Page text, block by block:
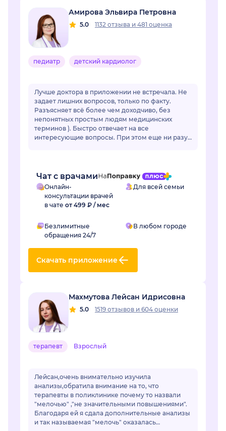
Амирова Эльвира Петровна
5.0 1132 отзыва и 481 оценка
педиатр детский кардиолог
Лучше доктора в приложении не встречала. Не
задает лишних вопросов, только по факту.
Разъясняет всё более чем доходчиво, без
непонятных простым людям медицинских
терминов ). Быстро отвечает на все
интересующие вопросы. При этом еще ни разу
Чат с врачами
Онлайн-
консультации врачей
в чате от 499 ₽ / мес
Для всей семьи
Безлимитные
обращения 24/7
В любом городе
Скачать приложение
Махмутова Лейсан Идрисовна
5.0 1519 отзывов и 604 оценки
терапевт Взрослый
Лейсан,очень внимательно изучила
анализы,обратила внимание на то, что
терапевты в поликлинике почему то назвали
"мелочью" ,"не значительными повышениями".
Благодаря ей я сдала дополнительные анализы
и так называемая "мелочь" оказалась